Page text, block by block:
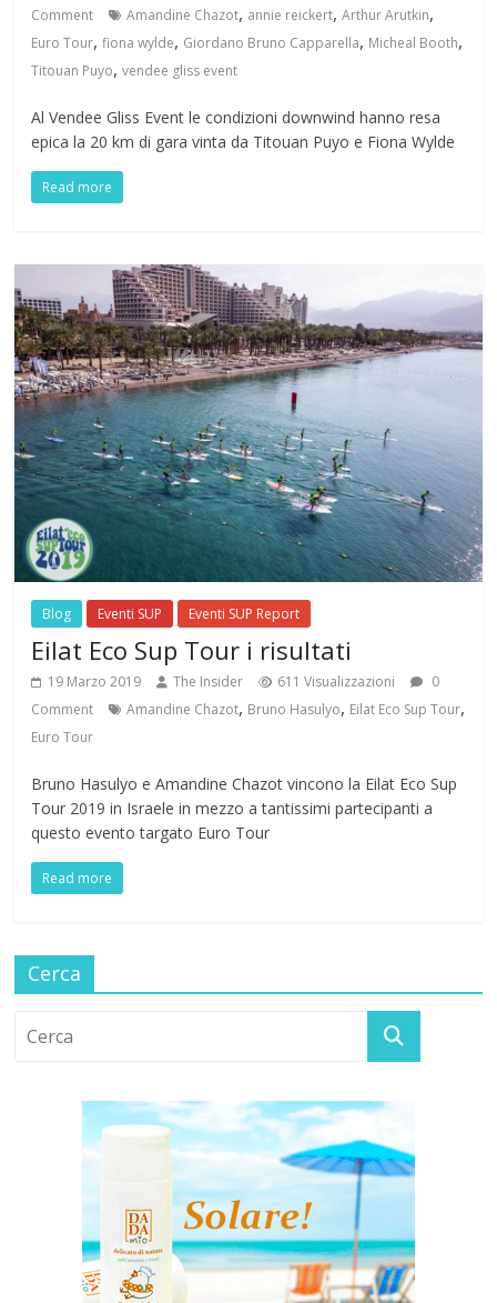
Comment
Amandine Chazot, annie reickert,Arthur Arutkin,
Euro Tour,fiona wylde, Giordano Bruno Capparella, Micheal Booth,
Titouan Puyo,vendee gliss event
Al Vendee Gliss Event le condizioni downwind hanno resa
epica la 20 km di gara vinta da Titouan Puyo e Fiona Wylde
Read more
Blog Eventi SUP Eventi SUP Report
Eilat Eco Sup Tour i risultati
19 Marzo 2019 The Insider 611 Visualizzazioni
0
Comment
Amandine Chazot, Bruno Hasulyo, Eilat Eco Sup Tour,
Euro Tour
Bruno Hasulyo e Amandine Chazot vincono la Eilat Eco Sup
Tour 2019 in Israele in mezzo a tantissimi partecipanti a
questo evento targato Euro Tour
Read more
Cerca